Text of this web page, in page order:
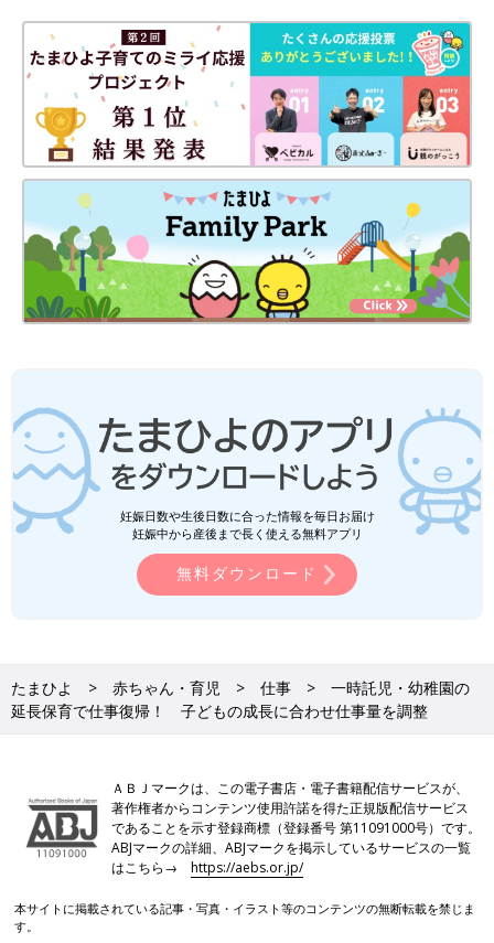
妊娠日数や生後日数に合った情報を毎日お届け
妊娠中から産後まで長く使える無料アプリ
無料ダウンロード
たまひよ 赤ちゃん・育児 仕事
一時託児・幼稚園の
延長保育で仕事復帰！ 子どもの成長に合わせ仕事量を調整
ＡＢＪマークは、この電子書店・電子書籍配信サービスが、
著作権者からコンテンツ使用許諾を得た正規版配信サービス
であることを示す登録商標（登録番号 第11091000号）です。
ABJマークの詳細、ABJマークを掲示しているサービスの一覧
はこちら→https://aebs.or.jp/
本サイトに掲載されている記事・写真・イラスト等のコンテンツの無断転載を禁じま
す。